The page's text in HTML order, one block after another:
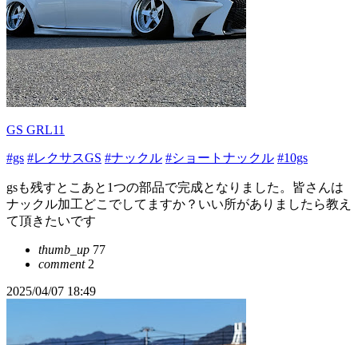
GS GRL11
#gs #レクサスGS #ナックル #ショートナックル #10gs
gsも残すとこあと1つの部品で完成となりました。皆さんは
ナックル加工どこでしてますか？いい所がありましたら教え
て頂きたいです
thumb_up 77
comment2
2025/04/07 18:49